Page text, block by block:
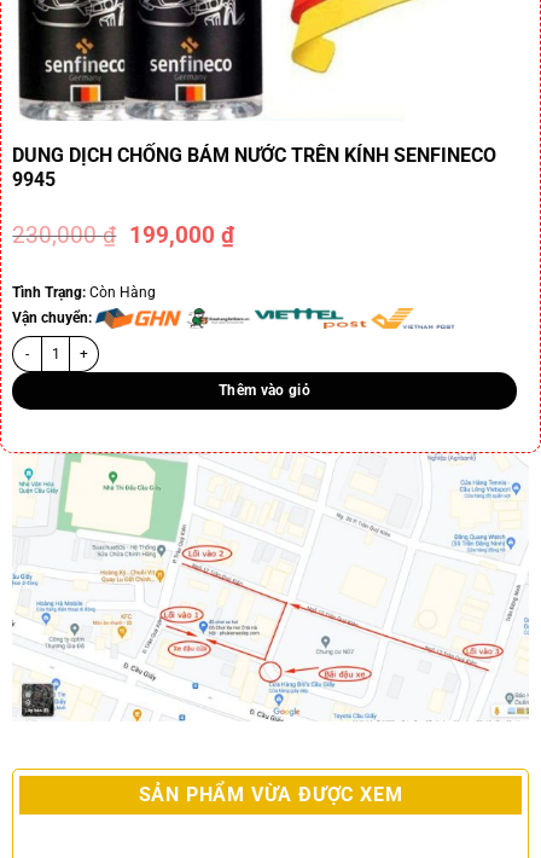
DUNG DỊCH CHỐNG BÁM NƯỚC TRÊN KÍNH SENFINECO
9945
230,000₫ 199,000₫
Tình Trạng:Còn Hàng
Vận chuyển:
Thêm vào giỏ
SẢN PHẨM VỪA ĐƯỢC XEM